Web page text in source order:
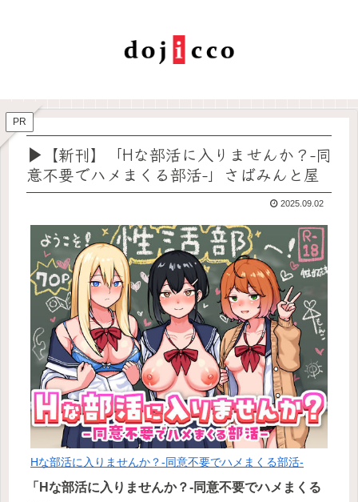
PR
▶【新刊】「Hな部活に入りませんか？-同
意不要でハメまくる部活-」さばみんと屋
2025.09.02
Hな部活に入りませんか？-同意不要でハメまくる部活-
「Hな部活に入りませんか？-同意不要でハメまくる